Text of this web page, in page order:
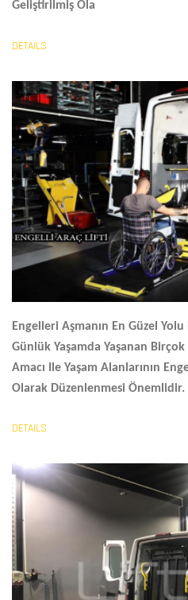
Geliştirilmiş Ola
DETAILS
Engelleri Aşmanın En Güzel Yolu
Günlük Yaşamda Yaşanan
Amacı Ile Yaşam Alanlarının
Olarak Düzenlenmesi Önemlidir.
DETAILS